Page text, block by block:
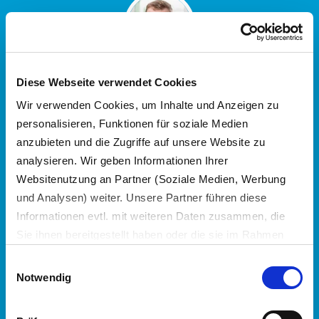
Diese Webseite verwendet Cookies
Wir verwenden Cookies, um Inhalte und Anzeigen zu
personalisieren, Funktionen für soziale Medien
anzubieten und die Zugriffe auf unsere Website zu
analysieren. Wir geben Informationen Ihrer
Websitenutzung an Partner (Soziale Medien, Werbung
und Analysen) weiter. Unsere Partner führen diese
Informationen evtl. mit weiteren Daten zusammen, die
Sie ihnen bereitgestellt haben oder die sie im Rahmen
Es werden bei der Nutzung unserer Website Daten in die
USA oder Drittstaaten übertragen und dort verarbeitet.
Die einzelnen Vertragspartner können Sie dem Cookie-
Notwendig
"Mit der Herstellung von
hochwertigen rPET-Granulaten
gelingt es uns, Rohstoffe zu
sichern, die die Grundlage für
neue Flaschen bilden und somit
einen geschlossenen
Produktkreislauf ermöglichen.
Dies ist ein wichtiger Schritt in
Richtung unserer Vision einer
Welt ohne Abfall für heute und
die Generationen von morgen."
David Wolf
Interzero Plastics